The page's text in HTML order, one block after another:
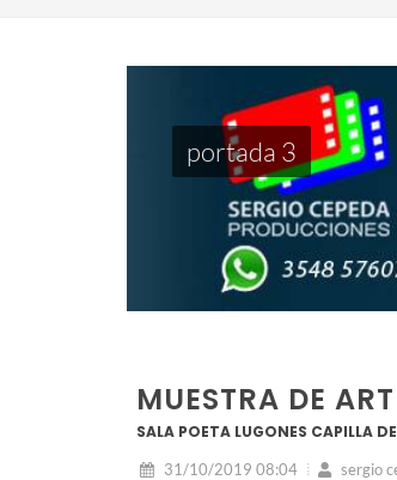
portada 3
MUESTRA DE
SALA POETA LUGONES CAPILLA
31/10/2019 08:04 sergio